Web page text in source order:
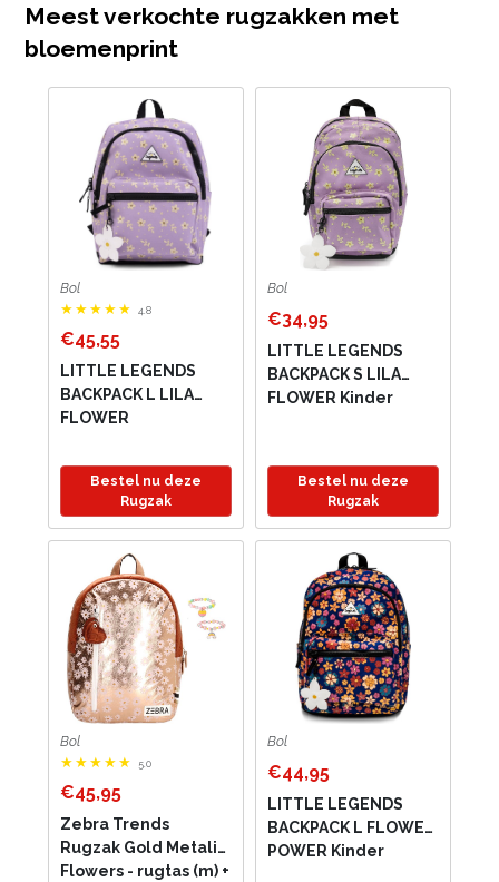
Meest verkochte rugzakken met
bloemenprint
Bol
4.8
€45,55
LITTLE LEGENDS
BACKPACK L LILA
FLOWER
Bestel nu deze
Rugzak
Bol
€34,95
LITTLE LEGENDS
BACKPACK S LILA
FLOWER Kinder
rugtas school met
print - Lila - One Size
- (6151202744781)
Bestel nu deze
Rugzak
Bol
5.0
€45,95
Zebra Trends
Rugzak Gold Metalic
Flowers - rugtas (m) +
Bol
€44,95
LITTLE LEGENDS
BACKPACK L FLOWER
POWER Kinder